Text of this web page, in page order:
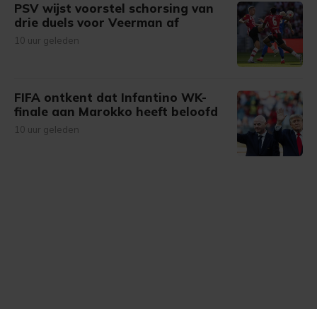
PSV wijst voorstel schorsing van
drie duels voor Veerman af
10 uur geleden
FIFA ontkent dat Infantino WK-
finale aan Marokko heeft beloofd
10 uur geleden